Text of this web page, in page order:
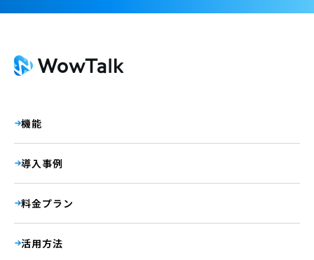
機能
導入事例
料金プラン
活用方法